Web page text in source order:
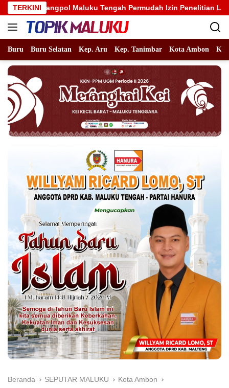
Langsung
ke
konten
TERKINI
Maluku Tengah Permudah Izin Penelitian Lewat QR Code,
Buru Buru Selatan Kep. Aru Kep. Tanimbar Kota Ambon
Beranda SEPUTAR MALUKU Kota Ambon